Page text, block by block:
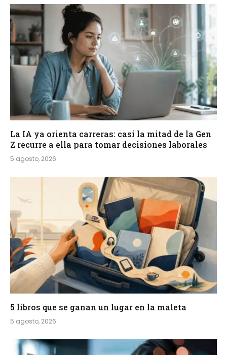
La IA ya orienta carreras: casi la mitad de la Gen
Z recurre a ella para tomar decisiones laborales
5 agosto, 2026
5 libros que se ganan un lugar en la maleta
5 agosto, 2026